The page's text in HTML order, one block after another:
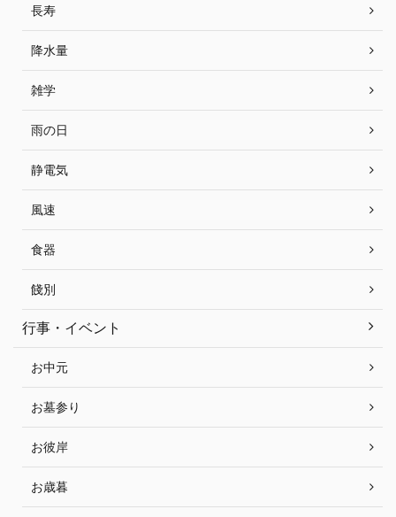
長寿
降水量
雑学
雨の日
静電気
風速
食器
餞別
行事・イベント
お中元
お墓参り
お彼岸
お歳暮